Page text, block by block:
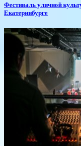
​Фестиваль уличной
Екатеринбурге